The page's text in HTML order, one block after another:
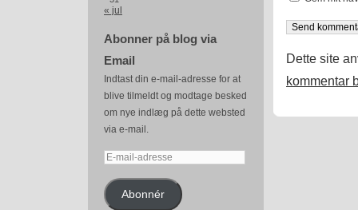
« jul
Abonner på blog via
Email
Indtast din e-mail-adresse for at
blive tilmeldt og modtage besked
om nye indlæg på dette websted
via e-mail.
E-
adresseAbonnér
Dette site
kommentar